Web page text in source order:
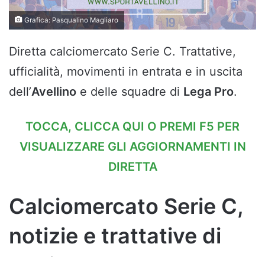
Grafica: Pasqualino Magliaro
Diretta calciomercato Serie C. Trattative,
ufficialità, movimenti in entrata e in uscita
dell’Avellino e delle squadre di Lega Pro.
TOCCA, CLICCA QUI O PREMI F5 PER
VISUALIZZARE GLI AGGIORNAMENTI IN
DIRETTA
Calciomercato Serie C,
notizie e trattative di